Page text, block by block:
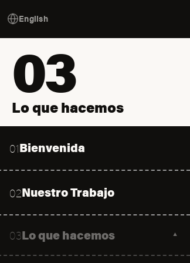
English
03
Lo que hacemos
01Bienvenida
02Nuestro Trabajo
03Lo que hacemos ▼